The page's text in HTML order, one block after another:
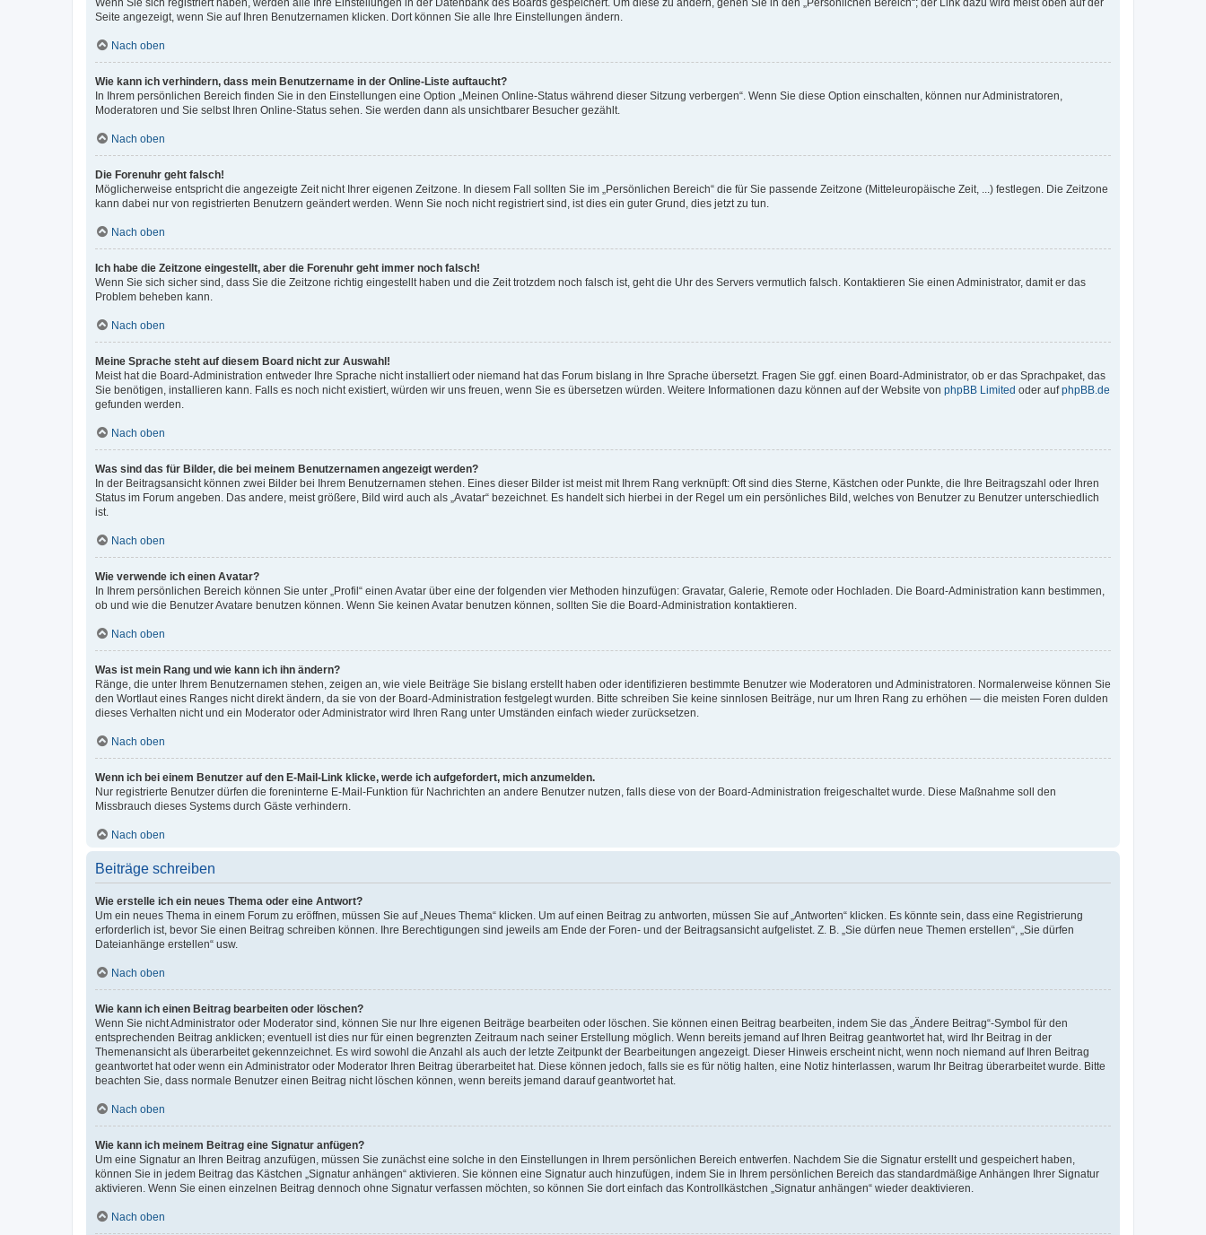
Seite angezeigt, wenn Sie auf Ihren Benutzernamen klicken. Dort können Sie alle Ihre Einstellungen ändern.
Nach oben
Wie kann ich verhindern, dass mein Benutzername in der Online-Liste auftaucht?
In Ihrem persönlichen Bereich finden Sie in den Einstellungen eine Option „Meinen Online-Status während dieser Sitzung verbergen“. Wenn Sie diese Option einschalten, können nur Administratoren,
Moderatoren und Sie selbst Ihren Online-Status sehen. Sie werden dann als unsichtbarer Besucher gezählt.
Nach oben
Die Forenuhr geht falsch!
Möglicherweise entspricht die angezeigte Zeit nicht Ihrer eigenen Zeitzone. In diesem Fall sollten Sie im „Persönlichen Bereich“ die für Sie passende Zeitzone (Mitteleuropäische Zeit, ...) festlegen. Die Zeitzone
kann dabei nur von registrierten Benutzern geändert werden. Wenn Sie noch nicht registriert sind, ist dies ein guter Grund, dies jetzt zu tun.
Nach oben
Ich habe die Zeitzone eingestellt, aber die Forenuhr geht immer noch falsch!
Wenn Sie sich sicher sind, dass Sie die Zeitzone richtig eingestellt haben und die Zeit trotzdem noch falsch ist, geht die Uhr des Servers vermutlich falsch. Kontaktieren Sie einen Administrator, damit er das
Problem beheben kann.
Nach oben
Meine Sprache steht auf diesem Board nicht zur Auswahl!
Meist hat die Board-Administration entweder Ihre Sprache nicht installiert oder niemand hat das Forum bislang in Ihre Sprache übersetzt. Fragen Sie ggf. einen Board-Administrator, ob er das Sprachpaket, das
Sie benötigen, installieren kann. Falls es noch nicht existiert, würden wir uns freuen, wenn Sie es übersetzen würden. Weitere Informationen dazu können auf der Website von phpBB Limited oder aufphpBB.de
gefunden werden.
Nach oben
Was sind das für Bilder, die bei meinem Benutzernamen angezeigt werden?
In der Beitragsansicht können zwei Bilder bei Ihrem Benutzernamen stehen. Eines dieser Bilder ist meist mit Ihrem Rang verknüpft: Oft sind dies Sterne, Kästchen oder Punkte, die Ihre Beitragszahl oder Ihren
Status im Forum angeben. Das andere, meist größere, Bild wird auch als „Avatar“ bezeichnet. Es handelt sich hierbei in der Regel um ein persönliches Bild, welches von Benutzer zu Benutzer unterschiedlich
ist.
Nach oben
Wie verwende ich einen Avatar?
In Ihrem persönlichen Bereich können Sie unter „Profil“ einen Avatar über eine der folgenden vier Methoden hinzufügen: Gravatar, Galerie, Remote oder Hochladen. Die Board-Administration kann bestimmen,
ob und wie die Benutzer Avatare benutzen können. Wenn Sie keinen Avatar benutzen können, sollten Sie die Board-Administration kontaktieren.
Nach oben
Was ist mein Rang und wie kann ich ihn ändern?
Ränge, die unter Ihrem Benutzernamen stehen, zeigen an, wie viele Beiträge Sie bislang erstellt haben oder identifizieren bestimmte Benutzer wie Moderatoren und Administratoren. Normalerweise können Sie
den Wortlaut eines Ranges nicht direkt ändern, da sie von der Board-Administration festgelegt wurden. Bitte schreiben Sie keine sinnlosen Beiträge, nur um Ihren Rang zu erhöhen — die meisten Foren dulden
dieses Verhalten nicht und ein Moderator oder Administrator wird Ihren Rang unter Umständen einfach wieder zurücksetzen.
Nach oben
Wenn ich bei einem Benutzer auf den E-Mail-Link klicke, werde ich aufgefordert, mich anzumelden.
Nur registrierte Benutzer dürfen die foreninterne E-Mail-Funktion für Nachrichten an andere Benutzer nutzen, falls diese von der Board-Administration freigeschaltet wurde. Diese Maßnahme soll den
Missbrauch dieses Systems durch Gäste verhindern.
Nach oben
Beiträge schreiben
Wie erstelle ich ein neues Thema oder eine Antwort?
Um ein neues Thema in einem Forum zu eröffnen, müssen Sie auf „Neues Thema“ klicken. Um auf einen Beitrag zu antworten, müssen Sie auf „Antworten“ klicken. Es könnte sein, dass eine Registrierung
erforderlich ist, bevor Sie einen Beitrag schreiben können. Ihre Berechtigungen sind jeweils am Ende der Foren- und der Beitragsansicht aufgelistet. Z. B. „Sie dürfen neue Themen erstellen“, „Sie dürfen
Dateianhänge erstellen“ usw.
Nach oben
Wie kann ich einen Beitrag bearbeiten oder löschen?
Wenn Sie nicht Administrator oder Moderator sind, können Sie nur Ihre eigenen Beiträge bearbeiten oder löschen. Sie können einen Beitrag bearbeiten, indem Sie das „Ändere Beitrag“-Symbol für den
entsprechenden Beitrag anklicken; eventuell ist dies nur für einen begrenzten Zeitraum nach seiner Erstellung möglich. Wenn bereits jemand auf Ihren Beitrag geantwortet hat, wird Ihr Beitrag in der
Themenansicht als überarbeitet gekennzeichnet. Es wird sowohl die Anzahl als auch der letzte Zeitpunkt der Bearbeitungen angezeigt. Dieser Hinweis erscheint nicht, wenn noch niemand auf Ihren Beitrag
geantwortet hat oder wenn ein Administrator oder Moderator Ihren Beitrag überarbeitet hat. Diese können jedoch, falls sie es für nötig halten, eine Notiz hinterlassen, warum Ihr Beitrag überarbeitet wurde. Bitte
beachten Sie, dass normale Benutzer einen Beitrag nicht löschen können, wenn bereits jemand darauf geantwortet hat.
Nach oben
Wie kann ich meinem Beitrag eine Signatur anfügen?
Um eine Signatur an Ihren Beitrag anzufügen, müssen Sie zunächst eine solche in den Einstellungen in Ihrem persönlichen Bereich entwerfen. Nachdem Sie die Signatur erstellt und gespeichert haben,
können Sie in jedem Beitrag das Kästchen „Signatur anhängen“ aktivieren. Sie können eine Signatur auch hinzufügen, indem Sie in Ihrem persönlichen Bereich das standardmäßige Anhängen Ihrer Signatur
aktivieren. Wenn Sie einen einzelnen Beitrag dennoch ohne Signatur verfassen möchten, so können Sie dort einfach das Kontrollkästchen „Signatur anhängen“ wieder deaktivieren.
Nach oben